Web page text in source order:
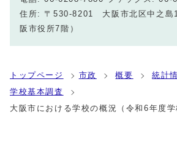
住所: 〒530-8201 大阪市北区中之島
阪市役所7階）
トップページ 市政 概要 統計
学校基本調査
大阪市における学校の概況（令和6年度学